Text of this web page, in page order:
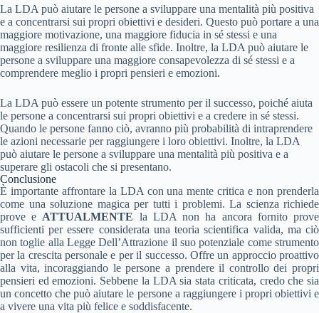
La LDA può aiutare le persone a sviluppare una mentalità più positiva
e a concentrarsi sui propri obiettivi e desideri. Questo può portare a una
maggiore motivazione, una maggiore fiducia in sé stessi e una
maggiore resilienza di fronte alle sfide. Inoltre, la LDA può aiutare le
persone a sviluppare una maggiore consapevolezza di sé stessi e a
comprendere meglio i propri pensieri e emozioni.
La LDA può essere un potente strumento per il successo, poiché aiuta
le persone a concentrarsi sui propri obiettivi e a credere in sé stessi.
Quando le persone fanno ciò, avranno più probabilità di intraprendere
le azioni necessarie per raggiungere i loro obiettivi. Inoltre, la LDA
può aiutare le persone a sviluppare una mentalità più positiva e a
superare gli ostacoli che si presentano.
Conclusione
È importante affrontare la LDA con una mente critica e non prenderla
come una soluzione magica per tutti i problemi. La scienza richiede
prove e ATTUALMENTE la LDA non ha ancora fornito prove
sufficienti per essere considerata una teoria scientifica valida, ma ciò
non toglie alla Legge Dell’Attrazione il suo potenziale come strumento
per la crescita personale e per il successo. Offre un approccio proattivo
alla vita, incoraggiando le persone a prendere il controllo dei propri
pensieri ed emozioni. Sebbene la LDA sia stata criticata, credo che sia
un concetto che può aiutare le persone a raggiungere i propri obiettivi e
a vivere una vita più felice e soddisfacente.